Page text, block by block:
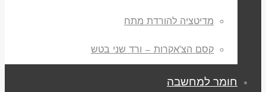
מדיטציה להורדת מתח
קסם הצ'אקרות – ורד שני בטש
חומר למחשבה